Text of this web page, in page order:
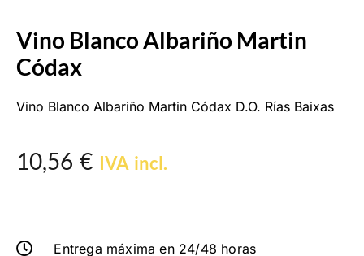
Vino Blanco Albariño Martin
Códax
Vino Blanco Albariño Martin Códax D.O. Rías Baixas
10,56 € IVA incl.
Entrega máxima en 24/48 horas